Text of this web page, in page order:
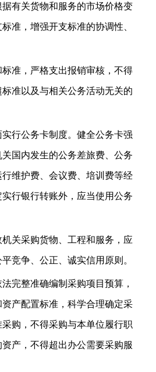
有关货物和服务的市场价格变
准，增强开支标准的协调性、
，严格支出报销审核，不得
准以及与相关公务活动无关的
公务卡制度。健全公务卡强
国内发生的公务差旅费、公务
维护费、会议费、培训费等经
行银行转账外，应当使用公务
采购货物、工程和服务，应
竞争、公正、诚实信用原则。
整准确编制采购项目预算，
产配置标准，科学合理确定采
购，不得采购与本单位履行职
产，不得超出办公需要采购服